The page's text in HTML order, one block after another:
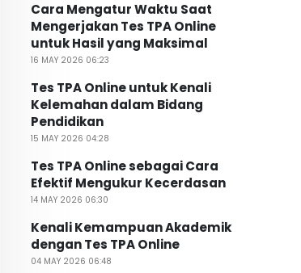
Cara Mengatur Waktu Saat
Mengerjakan Tes TPA Online
untuk Hasil yang Maksimal
16 MAY 2026 06:23
Tes TPA Online untuk Kenali
Kelemahan dalam Bidang
Pendidikan
15 MAY 2026 04:28
Tes TPA Online sebagai Cara
Efektif Mengukur Kecerdasan
14 MAY 2026 06:30
Kenali Kemampuan Akademik
dengan Tes TPA Online
04 MAY 2026 06:48